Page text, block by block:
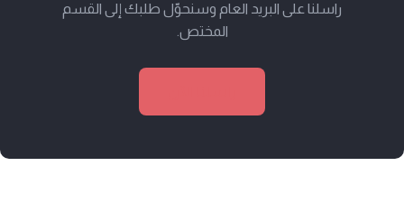
راسلنا على البريد العام وسنحوّل طلبك إلى القسم
المختص.